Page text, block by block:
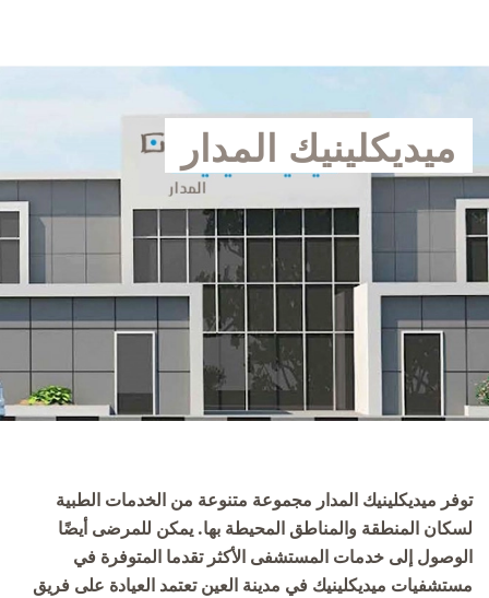
ميديكلينيك المدار
توفر ميديكلينيك المدار مجموعة متنوعة من الخدمات الطبية
لسكان المنطقة والمناطق المحيطة بها. يمكن للمرضى أيضًا
الوصول إلى خدمات المستشفى الأكثر تقدما المتوفرة في
مستشفيات ميديكلينيك في مدينة العين تعتمد العيادة على فريق